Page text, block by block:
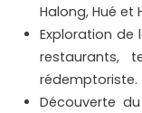
Halong, Hué et
Exploration de
restaurants,
rédemptoriste.
Découverte